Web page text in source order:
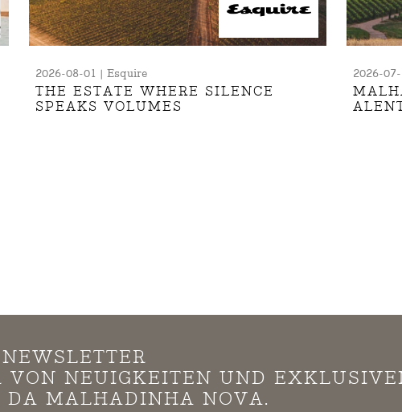
2026-08-01 | Esquire
THE ESTATE WHERE SILENCE
SPEAKS VOLUMES
2026-
VON NEUIGKEITEN UND
DA MALHADINHA NOVA.